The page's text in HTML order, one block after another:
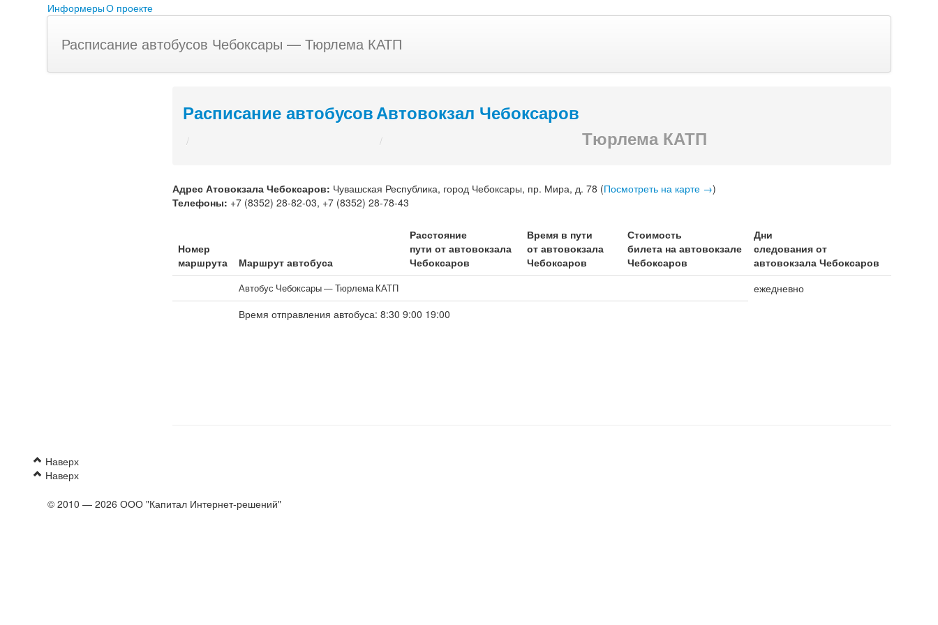
ИнформерыО проекте
Расписание автобусов Чебоксары — Тюрлема КАТП
Расписание автобусов
/
Автовокзал Чебоксаров
/ Тюрлема КАТП
Адрес Атовокзала Чебоксаров: Чувашская Республика, город Чебоксары, пр. Мира, д. 78 (Посмотреть на карте →)
Телефоны: +7 (8352) 28-82-03, +7 (8352) 28-78-43
Номер
маршрута
Маршрут автобуса
Расстояние
пути от автовокзала
Чебоксаров
Время в пути
от автовокзала
Чебоксаров
Стоимость
билета на автовокзале
Чебоксаров
Дни
следования от
автовокзала Чебоксаров
Автобус Чебоксары — Тюрлема КАТП
ежедневно
Время отправления автобуса: 8:30 9:00 19:00
Наверх
Наверх
© 2010 — 2026 ООО "Капитал Интернет-решений"